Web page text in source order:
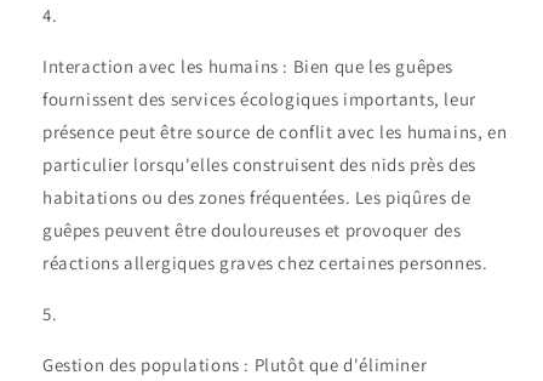
Interaction avec les humains : Bien que les guêpes
fournissent des services écologiques importants, leur
présence peut être source de conflit avec les humains, en
particulier lorsqu'elles construisent des nids près des
habitations ou des zones fréquentées. Les piqûres de
guêpes peuvent être douloureuses et provoquer des
réactions allergiques graves chez certaines personnes.
Gestion des populations : Plutôt que d'éliminer